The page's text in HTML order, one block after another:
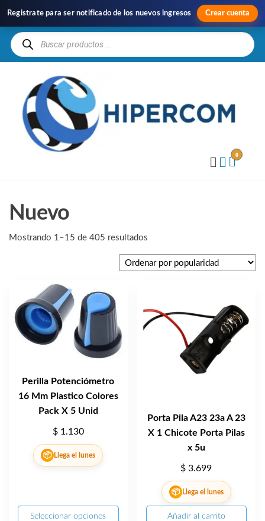
Registrate para ser notificado de los nuevos ingresos Crear cuenta
0
Nuevo
Mostrando 1–15 de 405 resultados
Perilla Potenciómetro
16 Mm Plastico Colores
Pack X 5 Unid
$1.130
📦 Llega el lunes
Seleccionar opciones
Porta Pila A23 23a A 23
X 1 Chicote Porta Pilas
x 5u
$ 3.699
📦 Llega el lunes
Añadir al carrito